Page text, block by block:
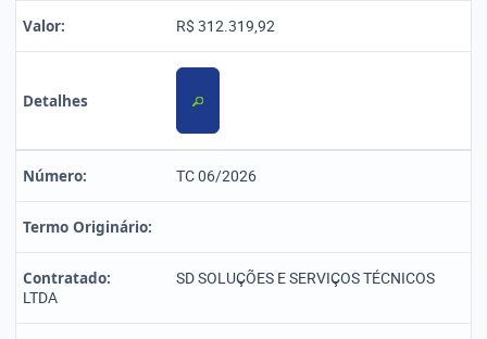
Valor: R$ 312.319,92
Detalhes
Número: TC 06/2026
Termo Originário:
Contratado:
SD SOLUÇÕES E SERVIÇOS TÉCNICOS
LTDA